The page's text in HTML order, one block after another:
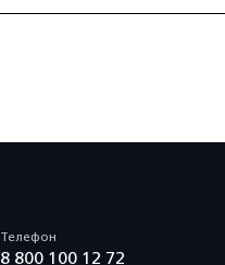
Телефон
8 800 100 12 72